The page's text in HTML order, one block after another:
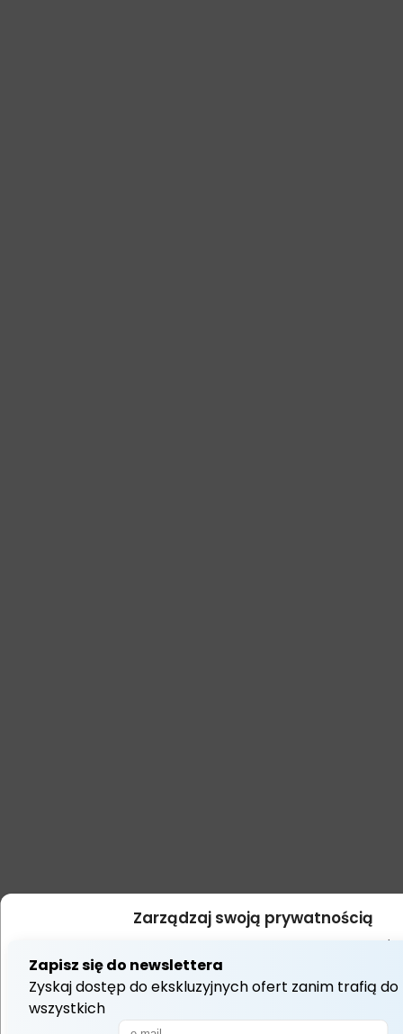
Zarządzaj swoją prywatnością
dostępu do informacji o urządzeniu. Robimy to, aby poprawić
wyświetlać (nie)spersonalizowane reklamy. Wyrażenie zgody na
umożliwi nam przetwarzanie danych, takich jak zachowanie
lub unikalne identyfikatory na tej stronie. Brak wyrażenia zgody
może niekorzystnie wpłynąć na niektóre cechy i funkcje.